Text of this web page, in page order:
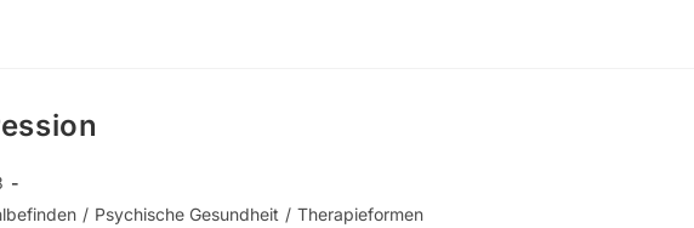
/ Psychische Gesundheit / Therapieformen